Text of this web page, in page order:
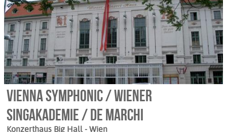
Vienna Symphonic / Wiener
Singakademie / De Marchi
Konzerthaus Big Hall - Wien